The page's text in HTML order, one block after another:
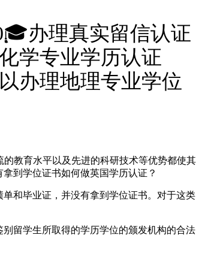
办理真实留信认证
学专业学历认证
办理地理专业学位
的教育水平以及先进的科研技术等优势都使其
到学位证书如何做英国学历认证？
和毕业证，并没有拿到学位证书。对于这类
留学生所取得的学历学位的颁发机构的合法